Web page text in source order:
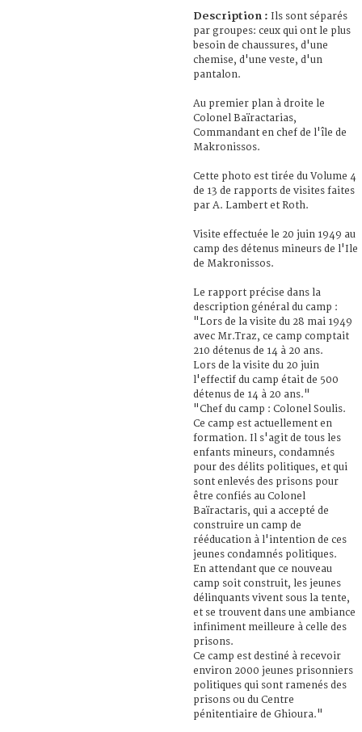
Description : Ils sont séparés
par groupes: ceux qui ont le plus
besoin de chaussures, d'une
chemise, d'une veste, d'un
pantalon.
Au premier plan à droite le
Colonel Baïractarias,
Commandant en chef de l'île de
Makronissos.
Cette photo est tirée du Volume 4
de 13 de rapports de visites faites
par A. Lambert et Roth.
Visite effectuée le 20 juin 1949 au
camp des détenus mineurs de l'Ile
de Makronissos.
Le rapport précise dans la
description général du camp :
"Lors de la visite du 28 mai 1949
avec Mr.Traz, ce camp comptait
210 détenus de 14 à 20 ans.
Lors de la visite du 20 juin
l'effectif du camp était de 500
détenus de 14 à 20 ans."
"Chef du camp : Colonel Soulis.
Ce camp est actuellement en
formation. Il s'agit de tous les
enfants mineurs, condamnés
pour des délits politiques, et qui
sont enlevés des prisons pour
être confiés au Colonel
Baïractaris, qui a accepté de
construire un camp de
rééducation à l'intention de ces
jeunes condamnés politiques.
En attendant que ce nouveau
camp soit construit, les jeunes
délinquants vivent sous la tente,
et se trouvent dans une ambiance
infiniment meilleure à celle des
prisons.
Ce camp est destiné à recevoir
environ 2000 jeunes prisonniers
politiques qui sont ramenés des
prisons ou du Centre
pénitentiaire de Ghioura."